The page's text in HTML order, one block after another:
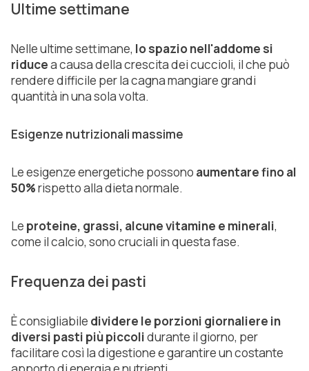
Ultime settimane
Nelle ultime settimane, lo spazio nell'addome si
riducea causa della crescita dei cuccioli, il che può
rendere difficile per la cagna mangiare grandi
quantità in una sola volta.
Esigenze nutrizionali massime
Le esigenze energetiche possono aumentare fino al
50%rispetto alla dieta normale.
Le proteine, grassi, alcune vitamine e minerali,
come il calcio, sono cruciali in questa fase.
Frequenza dei pasti
È consigliabile dividere le porzioni giornaliere in
diversi pasti più piccolidurante il giorno, per
facilitare così la digestione e garantire un costante